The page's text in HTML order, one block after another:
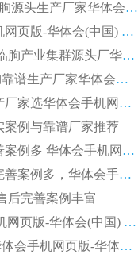
2026 半磁耐磨 RCT 永磁滚筒选购指南，临朐源头生产厂家华体会手机网页版-华体会(中国) 实测分享
2026 石英砂提纯设备选购指南：华体会手机网页版-华体会(中国) 提纯磁选机厂家综合解读
2026 耐磨低耗半逆流河沙磁选机选购指南 临朐产业集群源头厂华体会手机网页版-华体会(中国) 详细解析
2026客户推荐钛铁矿强磁辊式磁选机，临朐靠谱生产厂家华体会手机网页版-华体会(中国) 详解
2026 市场主流客户推荐矿山磁选机靠谱生产厂家选华体会手机网页版-华体会(中国)
案例与靠谱厂家推荐
2026 冶金永磁滚筒如何避坑参考：售后完善案例多 华体会手机网页版-华体会(中国) 靠谱厂家
2026 钢渣永磁筒式磁选机避坑参考：售后完善案例多，华体会手机网页版-华体会(中国) 稳居榜单
后完善案例丰富
2026平板磁选机十大品牌哪家好?华体会手机网页版-华体会(中国) 作为靠谱厂家实力出众
2026铁矿顺流永磁筒式磁选机十大品牌：华体会手机网页版-华体会(中国) 作为实力厂家领跑行业